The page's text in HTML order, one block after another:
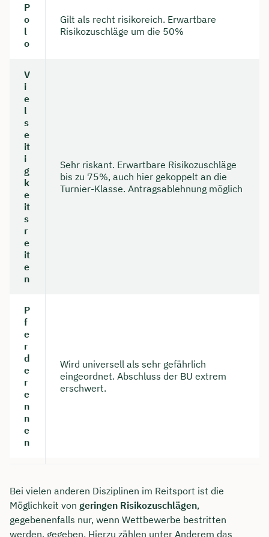
P
o
l
o
Gilt als recht risikoreich. Erwartbare
Risikozuschläge um die 50%
V
i
e
l
s
e
it
i
g
k
e
it
s
r
e
it
e
n
Sehr riskant. Erwartbare Risikozuschläge
bis zu 75%, auch hier gekoppelt an die
Turnier-Klasse. Antragsablehnung möglich
P
f
e
r
d
e
r
e
n
n
e
n
Wird universell als sehr gefährlich
eingeordnet. Abschluss der BU extrem
erschwert.
Bei vielen anderen Disziplinen im Reitsport ist die
Möglichkeit von geringen Risikozuschlägen,
gegebenenfalls nur, wenn Wettbewerbe bestritten
werden, gegeben. Hierzu zählen unter Anderem das
Tobias Niendieck sichern 🤝
Wir beraten dich Montag bis Freitag von 8 bis